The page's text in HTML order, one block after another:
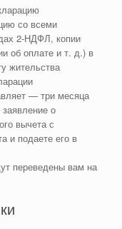
со всеми
2-НДФЛ, копии
об оплате и т. д.) в
жительства
— три месяца
о
вычета с
и подаете его в
переведены вам на